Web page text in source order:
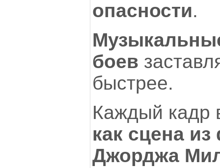
опасности.
боев
быстрее.
Каждый кадр
как сцена
Джорджа